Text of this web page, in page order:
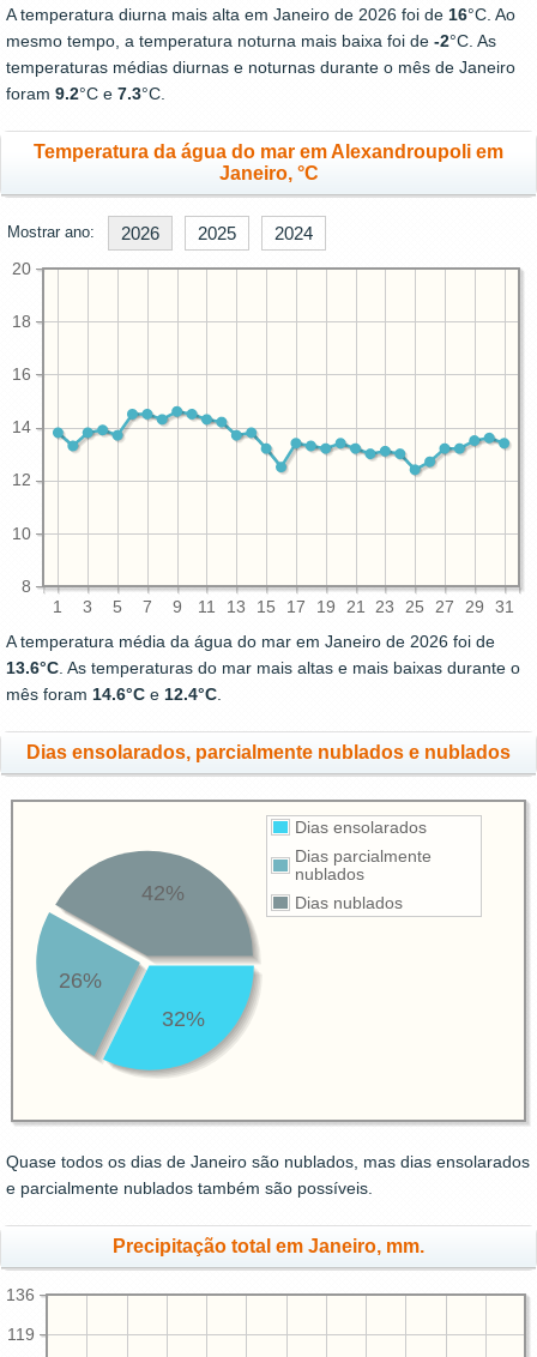
A temperatura diurna mais alta em Janeiro de 2026 foi de 16°C. Ao
mesmo tempo, a temperatura noturna mais baixa foi de -2°C. As
temperaturas médias diurnas e noturnas durante o mês de Janeiro
foram 9.2°C e 7.3°C.
Temperatura da água do mar em Alexandroupoli em
Janeiro, °C
Mostrar ano: 2026 2025 2024
1 3 5 7 9 11 13 15 17 19 21 23 25 27 29 31
8
10
12
14
16
18
20
A temperatura média da água do mar em Janeiro de 2026 foi de
13.6°C. As temperaturas do mar mais altas e mais baixas durante o
mês foram 14.6°C e 12.4°C.
Dias ensolarados, parcialmente nublados e nublados
Dias ensolarados
Dias parcialmente
nublados
Dias nublados
32%
26%
42%
Quase todos os dias de Janeiro são nublados, mas dias ensolarados
e parcialmente nublados também são possíveis.
Precipitação total em Janeiro, mm.
119
136